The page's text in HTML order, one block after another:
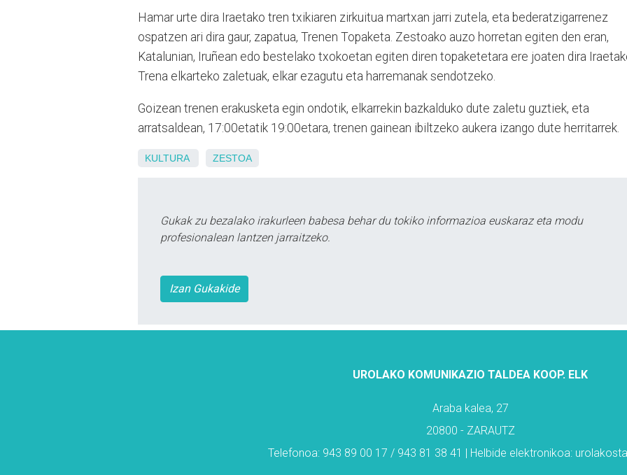
Hamar urte dira Iraetako tren txikiaren zirkuitua martxan jarri zutela, eta bederatzigarrenez
ospatzen ari dira gaur, zapatua, Trenen Topaketa. Zestoako auzo horretan egiten den eran,
Katalunian, Iruñean edo bestelako txokoetan egiten diren topaketetara ere joaten dira
Trena elkarteko zaletuak, elkar ezagutu eta harremanak sendotzeko.
Goizean trenen erakusketa egin ondotik, elkarrekin bazkalduko dute zaletu guztiek, eta
arratsaldean, 17:00etatik 19:00etara, trenen gainean ibiltzeko aukera izango dute herritarrek.
KULTURA ZESTOA
Gukak zu bezalako irakurleen babesa behar du tokiko informazioa euskaraz eta modu
profesionalean lantzen jarraitzeko.
Izan Gukakide
UROLAKO KOMUNIKAZIO TALDEA KOOP. ELK
Araba kalea, 27
20800 - ZARAUTZ
Telefonoa: 943 89 00 17 / 943 81 38 41 | Helbide elektronikoa: